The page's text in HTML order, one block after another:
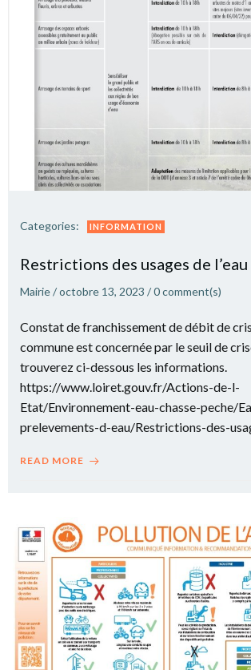
Categories: INFORMATION
Restrictions des usages de l’eau
Mairie/octobre 13, 2023 /0comment(s)
Constat de franchissement de débit de
commune est concernée par le seuil de
trouverez ci-dessous les informations.
https://www.loiret.gouv.fr/Actions-de-l-
Etat/Environnement-eau-chasse-peche/
prelevements-d-eau/Restrictions-des-
READ MORE